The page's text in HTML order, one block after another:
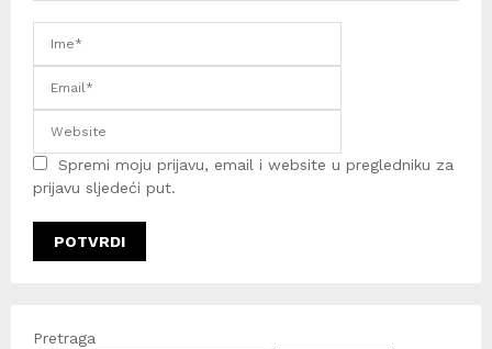
Spremi moju prijavu, email i website u pregledniku za
prijavu sljedeći put.
Pretraga